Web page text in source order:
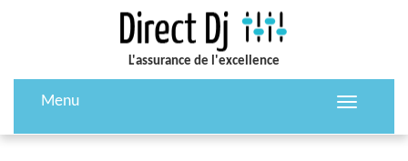
L'assurance de l'excellence
Toggle
Menu